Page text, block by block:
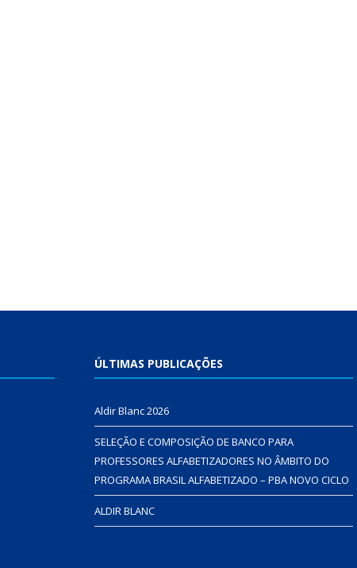
ÚLTIMAS PUBLICAÇÕES
Aldir Blanc 2026
SELEÇÃO E COMPOSIÇÃO DE BANCO PARA
PROFESSORES ALFABETIZADORES NO ÂMBITO DO
PROGRAMA BRASIL ALFABETIZADO – PBA NOVO CICLO
ALDIR BLANC